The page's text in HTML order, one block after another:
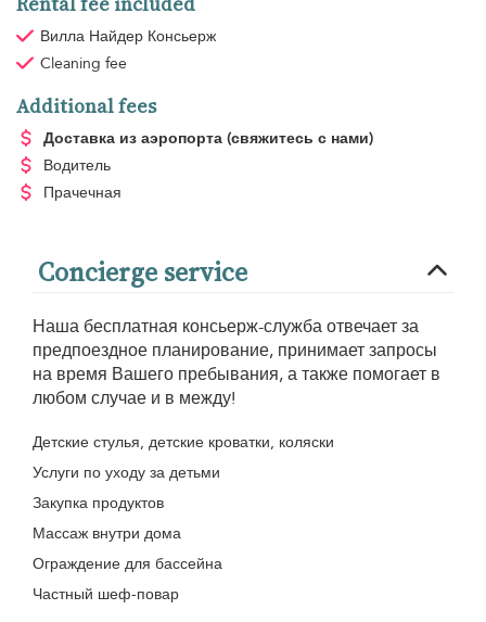
Вилла Найдер Консьерж
Cleaning fee
Additional fees
Доставка из аэропорта (свяжитесь с нами)
Водитель
Прачечная
Concierge service
Наша бесплатная консьерж-служба отвечает за
предпоездное планирование, принимает запросы
на время Вашего пребывания, а также помогает в
любом случае и в между!
Детские стулья, детские кроватки, коляски
Услуги по уходу за детьми
Закупка продуктов
Массаж внутри дома
Ограждение для бассейна
Частный шеф-повар